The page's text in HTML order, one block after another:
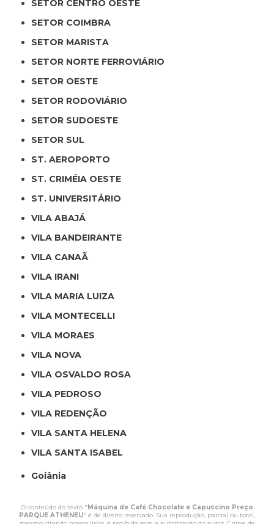
SETOR CENTRO OESTE
SETOR COIMBRA
SETOR MARISTA
SETOR NORTE FERROVIÁRIO
SETOR OESTE
SETOR RODOVIÁRIO
SETOR SUDOESTE
SETOR SUL
ST. AEROPORTO
ST. CRIMÉIA OESTE
ST. UNIVERSITÁRIO
VILA ABAJÁ
VILA BANDEIRANTE
VILA CANAÃ
VILA IRANI
VILA MARIA LUIZA
VILA MONTECELLI
VILA MORAES
VILA NOVA
VILA OSVALDO ROSA
VILA PEDROSO
VILA REDENÇÃO
VILA SANTA HELENA
VILA SANTA ISABEL
Goiânia
O conteúdo do texto " Máquina de Café Chocolate e Capuccino Preço
PARQUE ATHENEU" é de direito reservado. Sua reprodução, parcial ou total,